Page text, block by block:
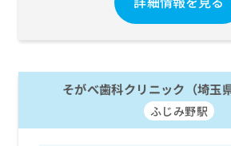
そがべ歯科クリニック（埼玉
ふじみ野駅